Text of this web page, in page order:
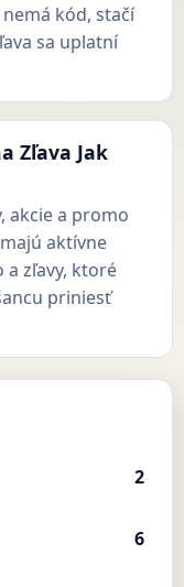
nemá kód, stačí
sa uplatní
Zľava Jak
akcie a promo
aktívne
zľavy, ktoré
priniesť
2
6